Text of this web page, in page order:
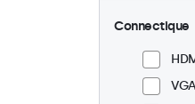
Connectique